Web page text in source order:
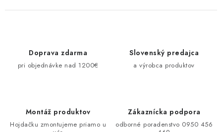
Doprava zdarma
pri objednávke nad 1200€
Slovenský predajca
a výrobca produktov
Montáž produktov
Hojdačku zmontujeme priamo u
Zákaznícka podpora
odborné poradenstvo 0950 456